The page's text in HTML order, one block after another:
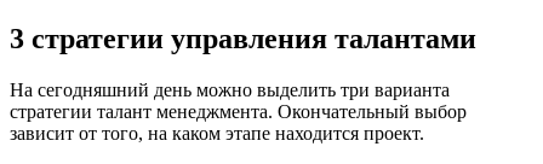
3 стратегии управления талантами
На сегодняшний день можно выделить три варианта
стратегии талант менеджмента. Окончательный выбор
зависит от того, на каком этапе находится проект.